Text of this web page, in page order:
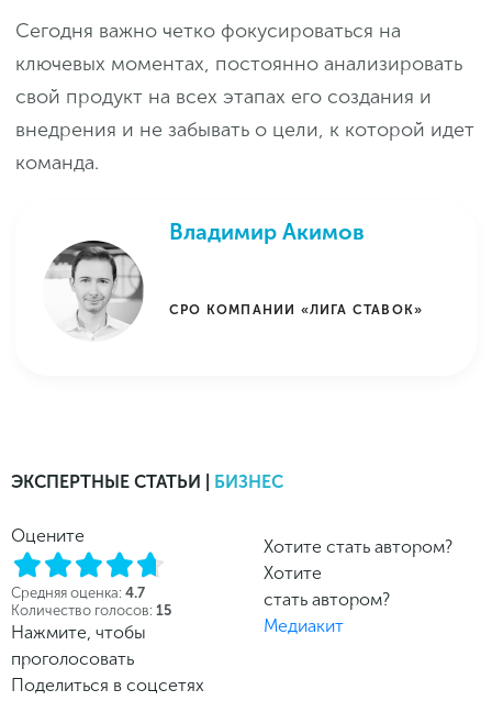
Сегодня важно четко фокусироваться на
ключевых моментах, постоянно анализировать
свой продукт на всех этапах его создания и
внедрения и не забывать о цели, к которой идет
команда.
Владимир Акимов
СРО КОМПАНИИ «ЛИГА СТАВОК»
ЭКСПЕРТНЫЕ СТАТЬИ | БИЗНЕС
Оцените
Средняя оценка: 4.7
Количество голосов: 15
Нажмите, чтобы
проголосовать
Поделиться в соцсетях
Хотите стать автором?
Хотите
стать автором?
Медиакит